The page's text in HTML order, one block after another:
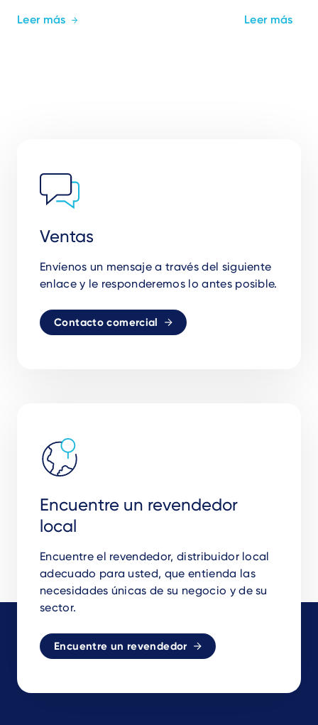
Leer más Leer más
Ventas
Envíenos un mensaje a través del siguiente
enlace y le responderemos lo antes posible.
Contacto comercial
Encuentre un revendedor
local
Encuentre el revendedor, distribuidor local
adecuado para usted, que entienda las
necesidades únicas de su negocio y de su
sector.
Encuentre un revendedor